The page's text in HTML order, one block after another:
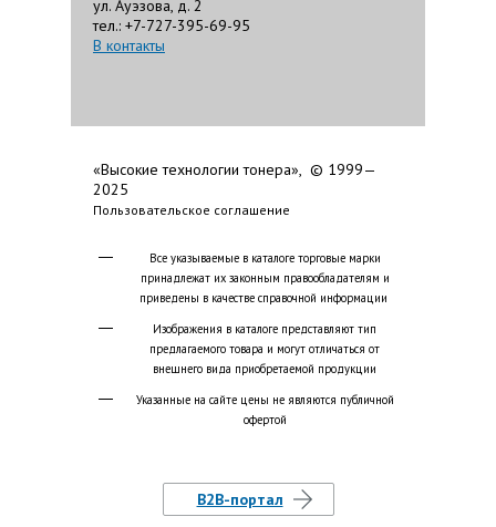
ул. Ауэзова, д. 2
тел.: +7-727-395-69-95
В контакты
«Высокие технологии тонера», © 1999—
2025
Пользовательское соглашение
Все указываемые в каталоге торговые марки
принадлежат их законным правообладателям и
приведены в качестве справочной информации
Изображения в каталоге представляют тип
предлагаемого товара и могут отличаться от
внешнего вида приобретаемой продукции
Указанные на сайте цены не являются публичной
офертой
B2B-портал